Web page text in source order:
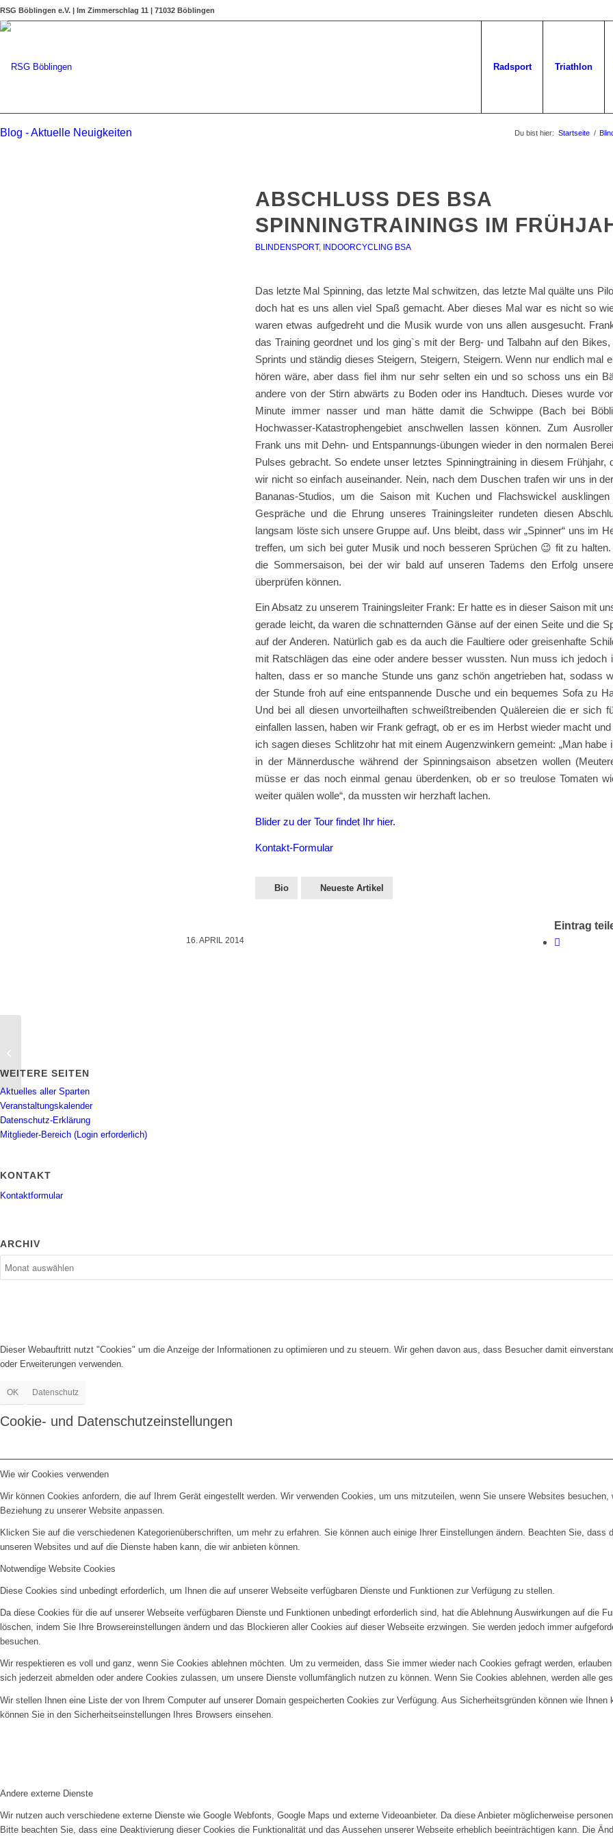
RSG Böblingen e.V. | Im Zimmerschlag 11 | 71032 Böblingen
Radsport Triathlon
Blog - Aktuelle Neuigkeiten Du bist hier: Startseite /
ABSCHLUSS DES BSA
SPINNINGTRAININGS IM
BLINDENSPORT, INDOORCYCLING BSA
Das letzte Mal Spinning, das letzte Mal schwitzen, das letzte Mal quälte uns
doch hat es uns allen viel Spaß gemacht. Aber dieses Mal war es nicht so
waren etwas aufgedreht und die Musik wurde von uns allen ausgesucht.
das Training geordnet und los ging`s mit der Berg- und Talbahn auf den
Sprints und ständig dieses Steigern, Steigern, Steigern. Wenn nur endlich mal
hören wäre, aber dass fiel ihm nur sehr selten ein und so schoss uns ein
andere von der Stirn abwärts zu Boden oder ins Handtuch. Dieses wurde
Minute immer nasser und man hätte damit die Schwippe (Bach bei
Hochwasser-Katastrophengebiet anschwellen lassen können. Zum
Frank uns mit Dehn- und Entspannungs-übungen wieder in den normalen
Pulses gebracht. So endete unser letztes Spinningtraining in diesem Frühjahr,
wir nicht so einfach auseinander. Nein, nach dem Duschen trafen wir uns in
Bananas-Studios, um die Saison mit Kuchen und Flachswickel
Gespräche und die Ehrung unseres Trainingsleiter rundeten diesen
langsam löste sich unsere Gruppe auf. Uns bleibt, dass wir „Spinner“ uns im
treffen, um sich bei guter Musik und noch besseren Sprüchen 😉 fit zu
die Sommersaison, bei der wir bald auf unseren Tadems den Erfolg
überprüfen können.
Ein Absatz zu unserem Trainingsleiter Frank: Er hatte es in dieser Saison mit
gerade leicht, da waren die schnatternden Gänse auf der einen Seite und die
auf der Anderen. Natürlich gab es da auch die Faultiere oder greisenhafte
mit Ratschlägen das eine oder andere besser wussten. Nun muss ich jedoch
halten, dass er so manche Stunde uns ganz schön angetrieben hat, sodass
der Stunde froh auf eine entspannende Dusche und ein bequemes Sofa zu
Und bei all diesen unvorteilhaften schweißtreibenden Quälereien die er sich
einfallen lassen, haben wir Frank gefragt, ob er es im Herbst wieder macht
ich sagen dieses Schlitzohr hat mit einem Augenzwinkern gemeint: „Man habe
in der Männerdusche während der Spinningsaison absetzen wollen
müsse er das noch einmal genau überdenken, ob er so treulose Tomaten
weiter quälen wolle“, da mussten wir herzhaft lachen.
Blider zu der Tour findet Ihr hier.
Kontakt-Formular
Bio Neueste Artikel
16. APRIL 2014
Eintrag
WEITERE SEITEN
Aktuelles aller Sparten
Veranstaltungskalender
Datenschutz-Erklärung
Mitglieder-Bereich (Login erforderlich)
KONTAKT
Kontaktformular
ARCHIV
Dieser Webauftritt nutzt "Cookies" um die Anzeige der Informationen zu optimieren und zu steuern. Wir gehen davon aus, dass Besucher damit
oder Erweiterungen verwenden.
OK Datenschutz
Cookie- und Datenschutzeinstellungen
Wie wir Cookies verwenden
Wir können Cookies anfordern, die auf Ihrem Gerät eingestellt werden. Wir verwenden Cookies, um uns mitzuteilen, wenn Sie unsere Websites
Beziehung zu unserer Website anpassen.
Klicken Sie auf die verschiedenen Kategorienüberschriften, um mehr zu erfahren. Sie können auch einige Ihrer Einstellungen ändern. Beachten Sie,
unseren Websites und auf die Dienste haben kann, die wir anbieten können.
Notwendige Website Cookies
Diese Cookies sind unbedingt erforderlich, um Ihnen die auf unserer Webseite verfügbaren Dienste und Funktionen zur Verfügung zu stellen.
Da diese Cookies für die auf unserer Webseite verfügbaren Dienste und Funktionen unbedingt erforderlich sind, hat die Ablehnung Auswirkungen auf die
löschen, indem Sie Ihre Browsereinstellungen ändern und das Blockieren aller Cookies auf dieser Webseite erzwingen. Sie werden jedoch immer
besuchen.
Wir respektieren es voll und ganz, wenn Sie Cookies ablehnen möchten. Um zu vermeiden, dass Sie immer wieder nach Cookies gefragt werden,
sich jederzeit abmelden oder andere Cookies zulassen, um unsere Dienste vollumfänglich nutzen zu können. Wenn Sie Cookies ablehnen, werden alle
Wir stellen Ihnen eine Liste der von Ihrem Computer auf unserer Domain gespeicherten Cookies zur Verfügung. Aus Sicherheitsgründen können wie
können Sie in den Sicherheitseinstellungen Ihres Browsers einsehen.
Andere externe Dienste
Wir nutzen auch verschiedene externe Dienste wie Google Webfonts, Google Maps und externe Videoanbieter. Da diese Anbieter möglicherweise
Bitte beachten Sie, dass eine Deaktivierung dieser Cookies die Funktionalität und das Aussehen unserer Webseite erheblich beeinträchtigen kann. Die